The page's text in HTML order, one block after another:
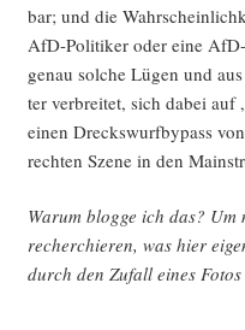
bar; und die
AfD-Poli­ti­ker oder eine
genau sol­che Lügen und
ter ver­brei­tet, sich dabei
einen Drecks­wurf­by­pass
rech­ten Sze­ne in den
War­um blog­ge ich das?
recher­chie­ren, was hier
durch den Zufall eines